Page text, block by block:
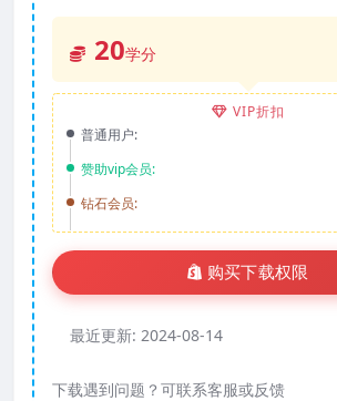
20学分
VIP折扣
普通用户:
赞助vip会员:
钻石会员:
购买下载权限
最近更新: 2024-08-14
下载遇到问题？可联系客服或反馈